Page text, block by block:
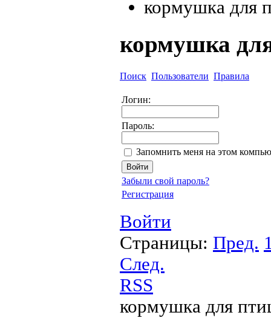
кормушка для
кормушка
Поиск Пользователи Правила
Логин:
Пароль:
Запомнить меня на этом
Забыли свой пароль?
Регистрация
Войти
Страницы: Пред.
След.
RSS
кормушка для